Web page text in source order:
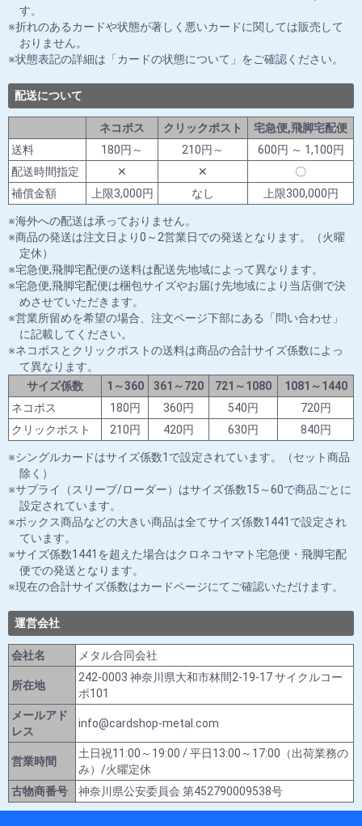
す。
折れのあるカードや状態が著しく悪いカードに関しては販売して
おりません。
状態表記の詳細は「カードの状態について」をご確認ください。
配送について
ネコポス クリックポスト
宅急便,飛脚宅配便
送料
180円～ 210円～
600円 ～ 1,100円
配送時間指定
✕ ✕
〇
補償金額
上限3,000円 なし 上限300,000円
海外への配送は承っておりません。
商品の発送は注文日より0～2営業日での発送となります。（火曜
定休）
宅急便,飛脚宅配便の送料は配送先地域によって異なります。
宅急便,飛脚宅配便は梱包サイズやお届け先地域により当店側で決
めさせていただきます。
営業所留めを希望の場合、注文ページ下部にある「問い合わせ」
に記載してください。
ネコポスとクリックポストの送料は商品の合計サイズ係数によっ
て異なります。
サイズ係数
1～360 361～720 721～1080
1081～1440
ネコポス
180円 360円 540円
720円
クリックポスト
210円 420円 630円 840円
シングルカードはサイズ係数1で設定されています。（セット商品
除く）
サプライ（スリーブ/ローダー）はサイズ係数15～60で商品ごとに
設定されています。
ボックス商品などの大きい商品は全てサイズ係数1441で設定され
ています。
サイズ係数1441を超えた場合はクロネコヤマト宅急便・飛脚宅配
便での発送となります。
現在の合計サイズ係数はカードページにてご確認いただけます。
運営会社
会社名 メタル合同会社
所在地
242-0003 神奈川県大和市林間2-19-17 サイクルコー
ポ101
メールアド
レス
info@cardshop-metal.com
営業時間
土日祝11:00～19:00 / 平日13:00～17:00（出荷業務の
み）/火曜定休
古物商番号
神奈川県公安委員会 第452790009538号